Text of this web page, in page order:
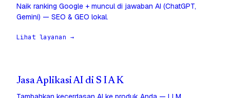
Naik ranking Google + muncul di jawaban AI (ChatGPT,
Gemini) — SEO & GEO lokal.
Lihat layanan →
Jasa Aplikasi AI di S I A K